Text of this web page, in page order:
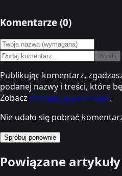
Komentarze (0)
Wyślij
Publikując komentarz,
podanej nazwy i treści, które
Zobacz Politykę prywatności.
Nie udało się pobrać
Spróbuj ponownie
Powiązane artykuły